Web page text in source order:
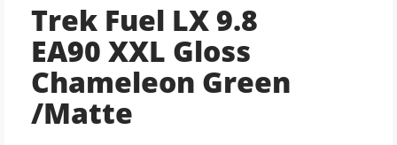
Trek Fuel LX 9.8
EA90 XXL Gloss
Chameleon Green
/Matte